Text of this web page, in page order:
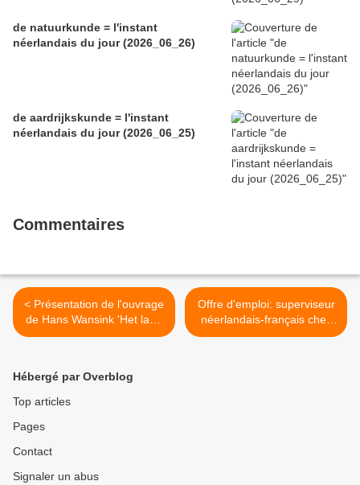
de natuurkunde = l'instant
néerlandais du jour (2026_06_26)
de aardrijkskunde = l'instant
néerlandais du jour (2026_06_25)
Commentaires
< Présentation de l'ouvrage
de Hans Wansink 'Het land
van Beatrix'
Offre d'emploi: superviseur
néerlandais-français chez
Laser Contract >
Hébergé par Overblog
Top articles
Pages
Contact
Signaler un abus